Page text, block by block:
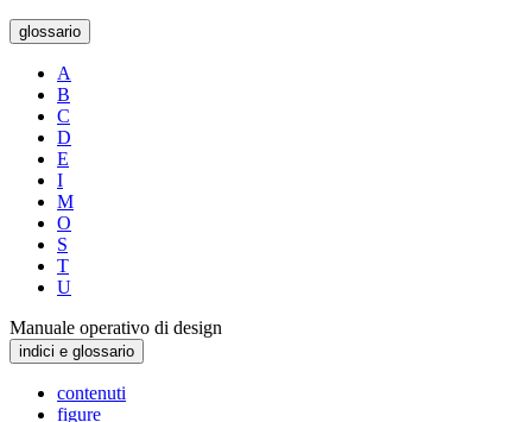
glossario
A
B
C
D
E
I
M
O
S
T
U
Manuale operativo di design
indici e glossario
contenuti
figure